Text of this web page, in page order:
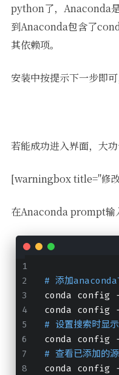
python了，Anaconda
到Anaconda包含了
其依赖项。
安装中按提示下一步即
若能成功进入界面，大
[warningbox title="修
在Anaconda prompt输
# 添加
conda config
conda config
# 设置搜索时显
conda config
# 查看已添加的源
conda config